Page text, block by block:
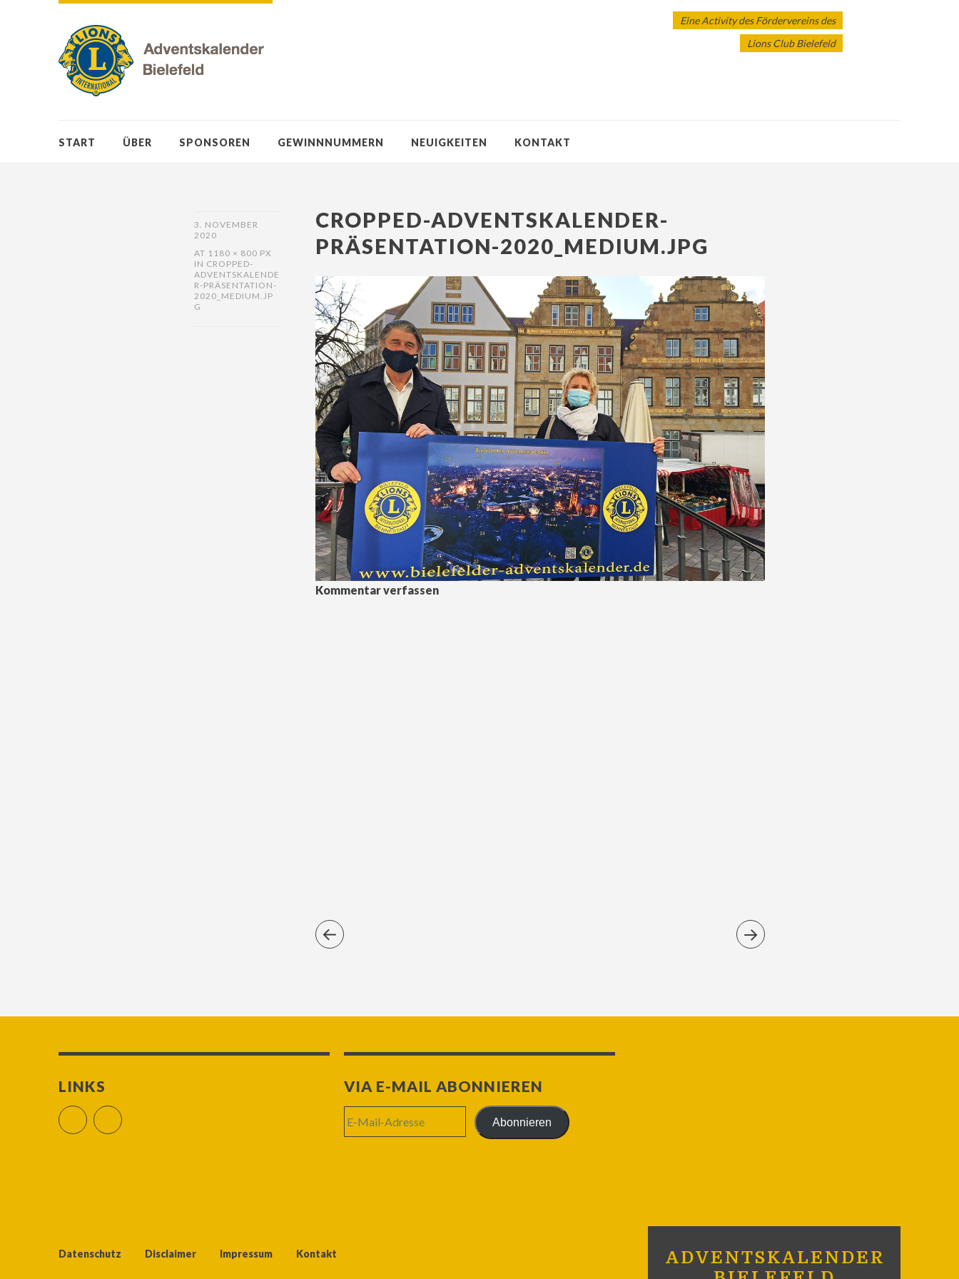
Eine Activity des Fördervereins des
Lions Club Bielefeld
START ÜBER SPONSOREN GEWINNNUMMERN NEUIGKEITEN KONTAKT
3. NOVEMBER
2020
AT 1180 × 800 PX
IN CROPPED-
ADVENTSKALENDE
R-PRÄSENTATION-
2020_MEDIUM.JP
G
CROPPED-ADVENTSKALENDER-
PRÄSENTATION-2020_MEDIUM.JPG
Kommentar verfassen
LINKS
FacebookRSS Feed
VIA E-MAIL ABONNIEREN
Mail-
Adresse
Abonnieren
Datenschutz Disclaimer Impressum Kontakt
ADVENTSKALENDER